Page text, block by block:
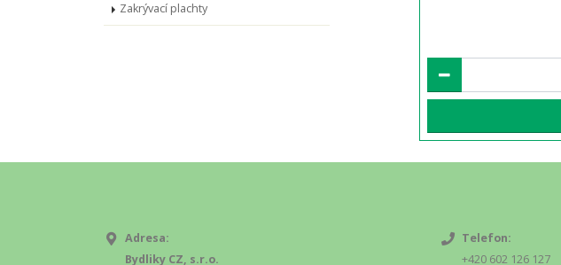
Zakrývací plachty
Adresa:
Bydliky CZ, s.r.o.
Telefon:
+420 602 126 127